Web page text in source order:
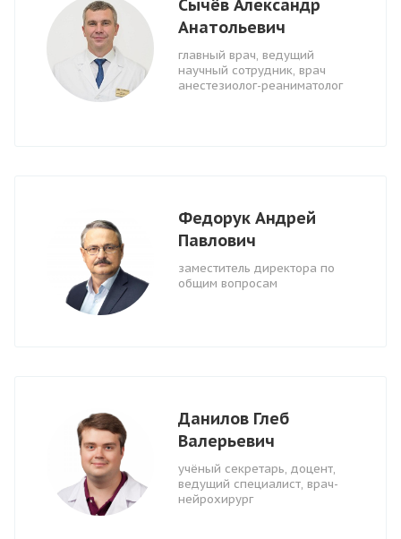
Сычёв Александр
Анатольевич
главный врач, ведущий
научный сотрудник, врач
анестезиолог-реаниматолог
Федорук Андрей
Павлович
заместитель директора по
общим вопросам
Данилов Глеб
Валерьевич
учёный секретарь, доцент,
ведущий специалист, врач-
нейрохирург